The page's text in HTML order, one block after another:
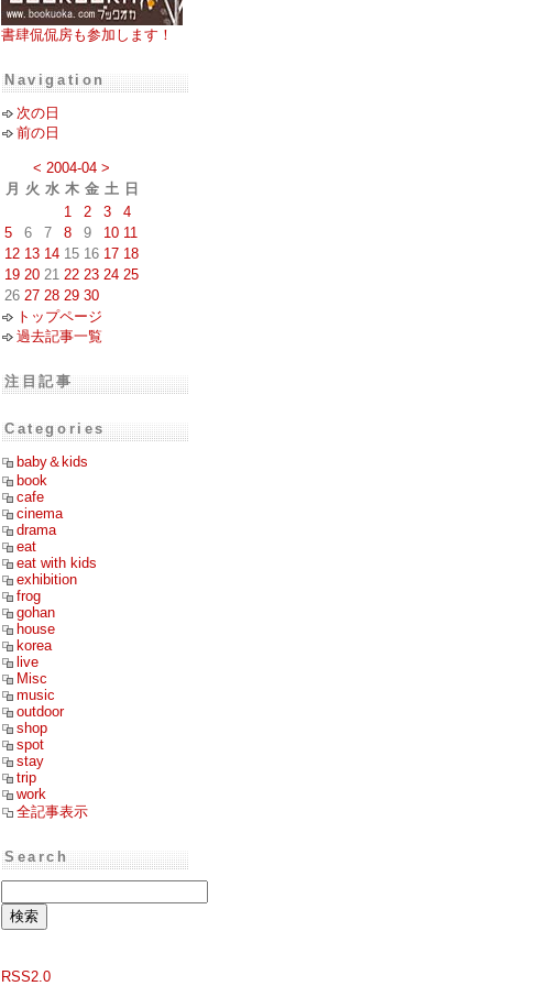
書肆侃侃房も参加します！
Navigation
次の日
前の日
< 2004-04 >
月
火 水 木 金 土 日
1
2 3
4
5
6 7 8 9 10 11
12 13 14 15 16 17 18
19 20 21 22 23 24 25
26 27 28 29 30
トップページ
過去記事一覧
注目記事
Categories
baby＆kids
book
cafe
cinema
drama
eat
eat with kids
exhibition
frog
gohan
house
korea
live
Misc
music
outdoor
shop
spot
stay
trip
work
全記事表示
Search
RSS2.0